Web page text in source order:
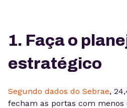
1. Faça o
estratégico
Segundo dados do Sebrae,
fecham as portas com menos